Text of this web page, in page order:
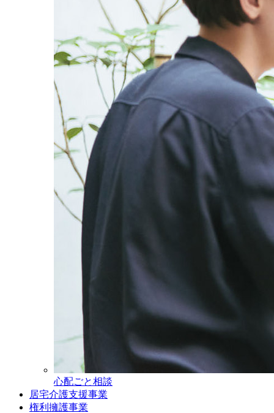
心配ごと相談
居宅介護支援事業
権利擁護事業